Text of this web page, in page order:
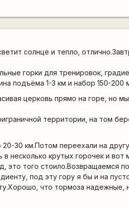
солнце и тепло,
горки для тренировок,
подъёма 1-3 км и набор 150-200
церковь прямо на горе, но
территории, на том
30 км.Потом переехали на
несколько крутых горочек и вот
это того стоило.Возвращаемся
под эту гору я бы и на
что тормоза надежные,